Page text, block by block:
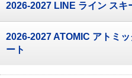
2026-2027 LINE ライン スキ
2026-2027 ATOMIC アトミ
ート